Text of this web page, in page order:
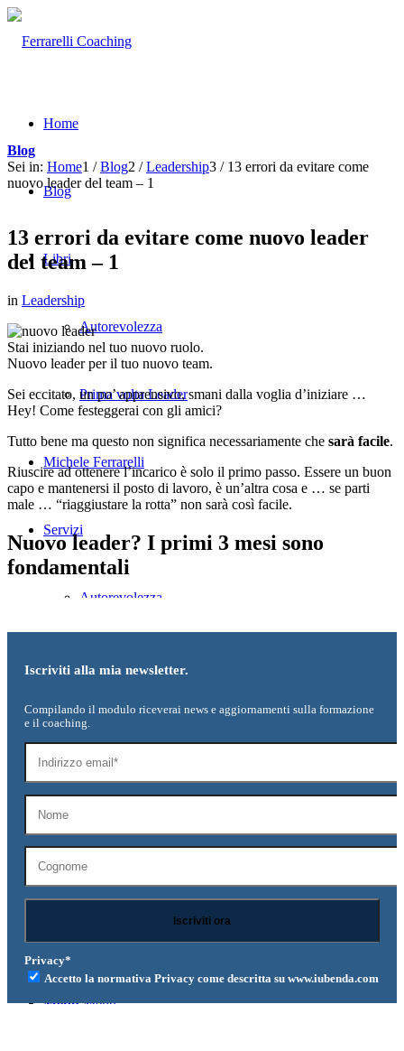
Home
Blog
Libri
Autorevolezza
Prima volta Leader
Michele Ferrarelli
Servizi
Autorevolezza
Team Leadership
Carriera
Colloquio di lavoro
Contattami
Menu Menu
Blog
Sei in: Home1 / Blog2 / Leadership3 / 13 errori da evitare come
nuovo leader del team – 1
13 errori da evitare come nuovo leader
del team – 1
in Leadership
Stai iniziando nel tuo nuovo ruolo.
Nuovo leader per il tuo nuovo team.
Sei eccitato, un po’ apprensivo, smani dalla voglia d’iniziare …
Hey! Come festeggerai con gli amici?
Tutto bene ma questo non significa necessariamente che sarà facile.
Riuscire ad ottenere l’incarico è solo il primo passo. Essere un buon
capo e mantenersi il posto di lavoro, è un’altra cosa e … se parti
male … “riaggiustare la rotta” non sarà così facile.
Nuovo leader? I primi 3 mesi sono
fondamentali
Iscriviti alla mia newsletter.
Compilando il modulo riceverai news e aggiornamenti sulla formazione
e il coaching.
Privacy*
Accetto la normativa Privacy come descritta su www.iubenda.com